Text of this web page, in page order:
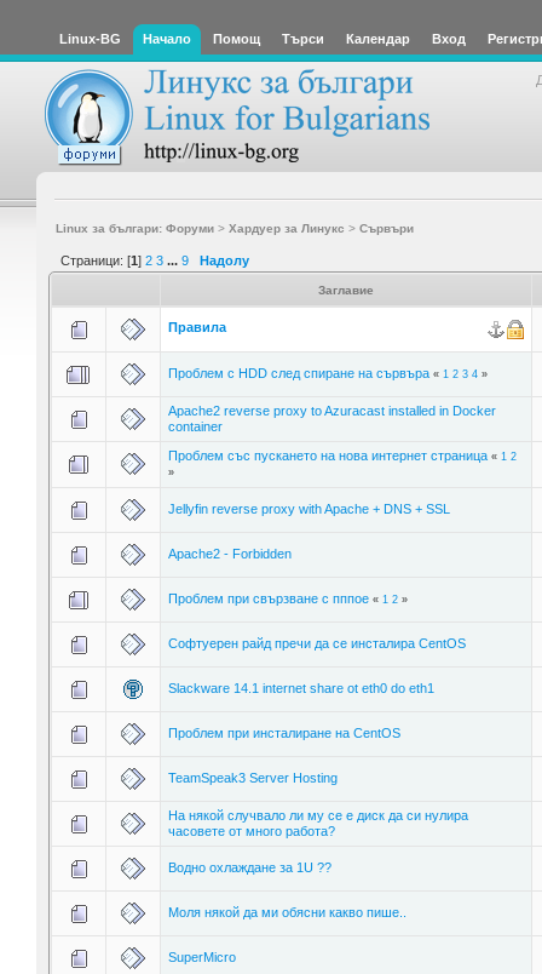
Linux-BG Начало Помощ Търси Календар Вход
Linux за българи: Форуми> Хардуер за Линукс > Сървъри
Страници: [1] 2 3 ... 9 Надолу
Заглавие
Правила
Проблем с HDD след спиране на сървъра « 1 2 3 4»
Apache2 reverse proxy to Azuracast installed in Docker
container
Проблем със пускането на нова интернет страница « 1 2
»
Jellyfin reverse proxy with Apache + DNS + SSL
Apache2 - Forbidden
Проблем при свързване с пппое « 1 2»
Софтуерен райд пречи да се инсталира CentOS
Slackware 14.1 internet share ot eth0 do eth1
Проблем при инсталиране на CentOS
TeamSpeak3 Server Hosting
На някой случвало ли му се е диск да си нулира
часовете от много работа?
Водно охлаждане за 1U ??
Моля някой да ми обясни какво пише..
SuperMicro